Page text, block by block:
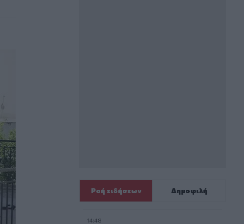
Ροή ειδήσεων Δημοφιλή
14:48